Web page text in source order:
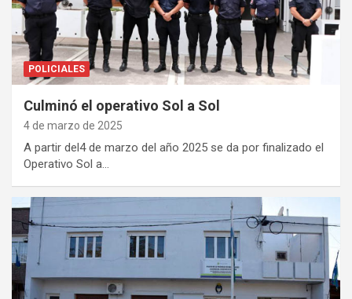
POLICIALES
Culminó el operativo Sol a Sol
4 de marzo de 2025
A partir del4 de marzo del año 2025 se da por finalizado el
Operativo Sol a…